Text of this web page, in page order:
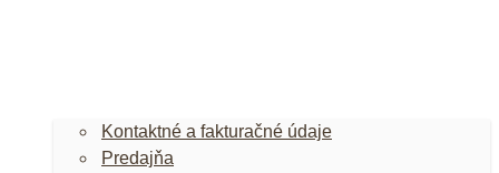
Kontaktné a fakturačné údaje
Predajňa